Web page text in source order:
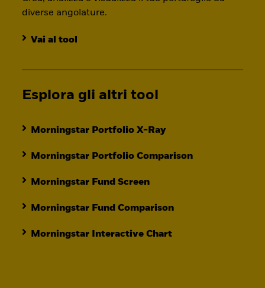
diverse angolature.
Vai al tool
Esplora gli altri tool
Morningstar Portfolio X-Ray
Morningstar Portfolio Comparison
Morningstar Fund Screen
Morningstar Fund Comparison
Morningstar Interactive Chart